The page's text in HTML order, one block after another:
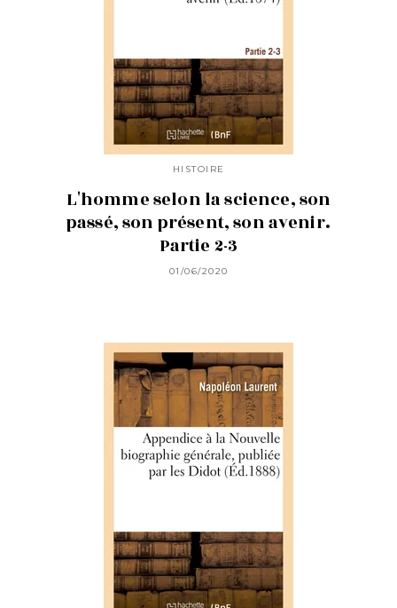
HISTOIRE
L'homme selon la science, son
passé, son présent, son avenir.
Partie 2-3
01/06/2020